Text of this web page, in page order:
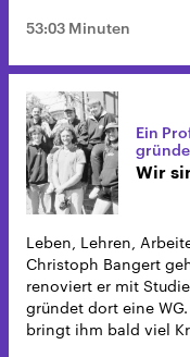
53:03 Minuten
Ein
Wir
Leben, Lehren,
Christoph Bangert
renoviert er mit
gründet dort eine
bringt ihm bald viel